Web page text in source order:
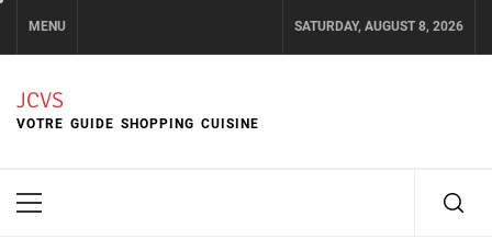
content
MENU SATURDAY, AUGUST 8, 2026
JCVS
VOTRE GUIDE SHOPPING CUISINE
Primary